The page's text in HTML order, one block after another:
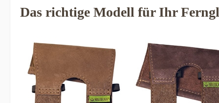
Das richtige Modell für Ihr